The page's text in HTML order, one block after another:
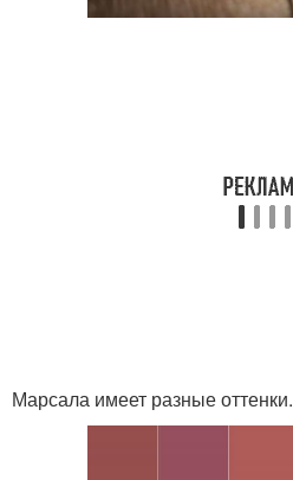
Марсала имеет разные оттенки.